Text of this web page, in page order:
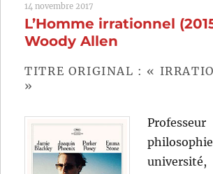
(2018)
de
Jacques
14 novembre 2017
L’Homme irrationnel
Woody Allen
TITRE ORIGINAL : «
»